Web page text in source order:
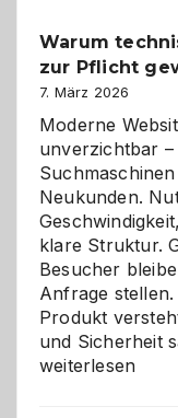
den
Warum
zur Pflicht
7. März 2026
Moderne
unverzichtbar
Neukunden.
klare Struktur.
Besucher
Anfrage stellen.
Produkt
und Sicherheit
weiterlesen